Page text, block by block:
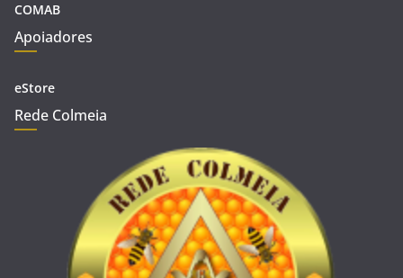
COMAB
Apoiadores
eStore
Rede Colmeia